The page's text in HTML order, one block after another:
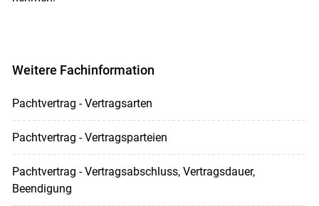
Weitere Fachinformation
Pachtvertrag - Vertragsarten
Pachtvertrag - Vertragsparteien
Pachtvertrag - Vertragsabschluss, Vertragsdauer,
Beendigung